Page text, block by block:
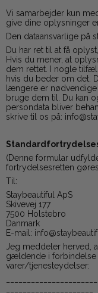
Vi samarbejder kun
give dine oplysninger
Den dataansvarlige på
Du har ret til at få
Hvis du mener, at
dem rettet. I nogle
hvis du beder om det.
længere er
bruge dem til. Du kan
persondata bliver
skrive til os på:
(Denne formular
fortrydelsesretten
Til:
Staybeautiful ApS
Skivevej 177
7500 Holstebro
Danmark
E-mail:
Jeg meddeler herved,
gældende i
varer/tjenesteydelser: